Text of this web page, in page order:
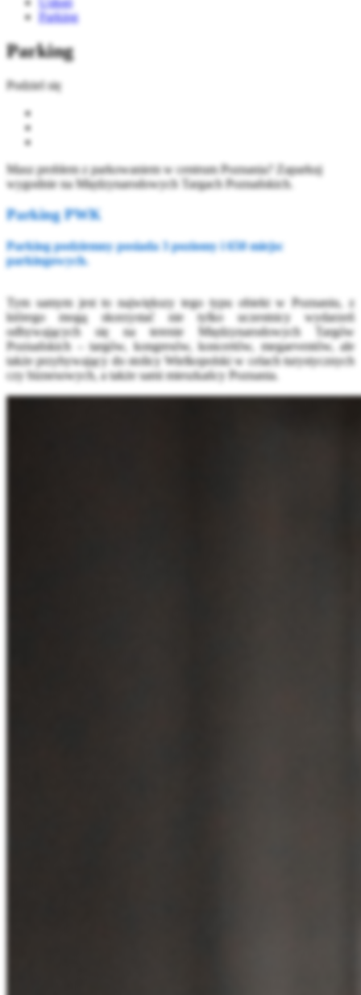
Parking
Parking
Podziel się
Masz problem z parkowaniem w centrum Poznania? Zaparkuj
wygodnie na Międzynarodowych Targach Poznańskich.
Parking PWK
Parking podziemny posiada 3 poziomy i 650 miejsc
parkingowych.
Tym samym jest to największy tego typu obiekt w Poznaniu, z
którego mogą skorzystać nie tylko uczestnicy wydarzeń
odbywających się na terenie Międzynarodowych Targów
Poznańskich – targów, kongresów, koncertów, megaeventów, ale
także przybywający do stolicy Wielkopolski w celach turystycznych
czy biznesowych, a także sami mieszkańcy Poznania.